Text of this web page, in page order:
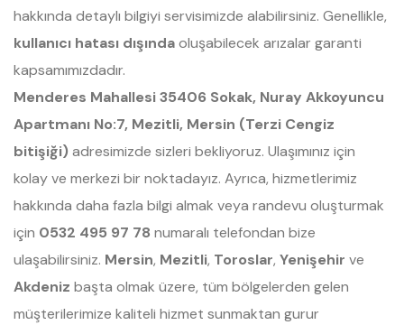
hakkında detaylı bilgiyi servisimizde alabilirsiniz. Genellikle,
kullanıcı hatası dışındaoluşabilecek arızalar garanti
kapsamımızdadır.
Menderes Mahallesi 35406 Sokak, Nuray Akkoyuncu
Apartmanı No:7, Mezitli, Mersin (Terzi Cengiz
bitişiği) adresimizde sizleri bekliyoruz. Ulaşımınız için
kolay ve merkezi bir noktadayız. Ayrıca, hizmetlerimiz
hakkında daha fazla bilgi almak veya randevu oluşturmak
için 0532 495 97 78 numaralı telefondan bize
ulaşabilirsiniz. Mersin, Mezitli, Toroslar, Yenişehir ve
Akdeniz başta olmak üzere, tüm bölgelerden gelen
müşterilerimize kaliteli hizmet sunmaktan gurur